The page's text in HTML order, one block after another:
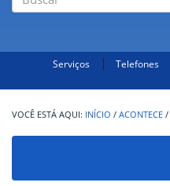
Serviços Telefones
INÍCIO / ACONTECE /